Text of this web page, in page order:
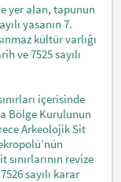
yer alan, tapunun
yasanın 7.
kültür varlığı
ve 7525 sayılı
içerisinde
Bölge Kurulunun
Arkeolojik Sit
revize
sayılı karar